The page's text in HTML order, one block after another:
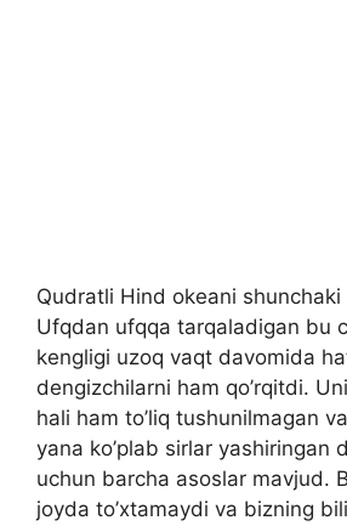
Qudratli Hind okeani
Ufqdan ufqqa tarqaladigan bu
kengligi uzoq vaqt davomida
dengizchilarni ham qo’rqitdi.
hali ham to’liq tushunilmagan
yana ko’plab sirlar yashiringan
uchun barcha asoslar mavjud.
joyda to’xtamaydi va bizning